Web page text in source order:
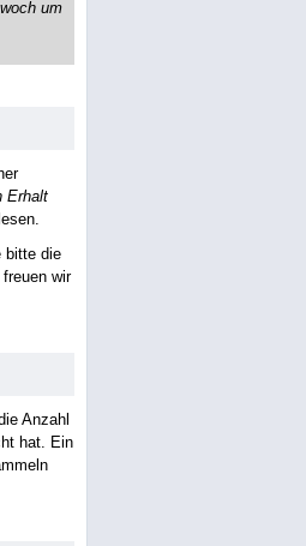
um
Erhalt
lesen.
bitte die
wir
Anzahl
hat. Ein